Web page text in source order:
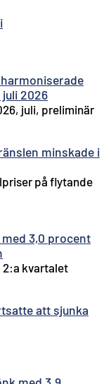
2026
juli, preliminär
minskade i
på flytande
3,0 procent
2:a kvartalet
att sjunka